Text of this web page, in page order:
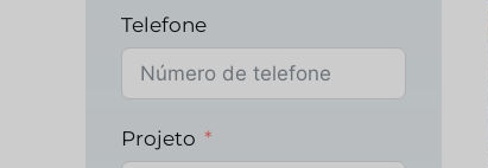
Telefone
Projeto